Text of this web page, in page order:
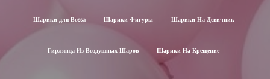
Шарики для Воssa Шарики Фигуры Шарики На Девичник
Гирлянда Из Воздушных Шаров Шарики На Крещение